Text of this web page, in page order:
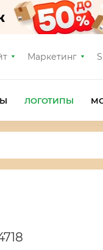
Маркетинг
ЛОГОТИПЫ